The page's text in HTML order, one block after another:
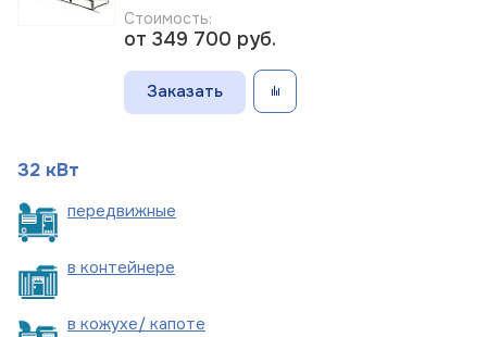
Стоимость:
от 349 700 руб.
Заказать
32 кВт
передвижные
в контейнере
в кожухе/ капоте